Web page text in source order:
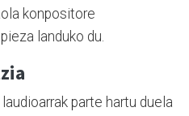
konpositore
landuko du.
parte hartu duela